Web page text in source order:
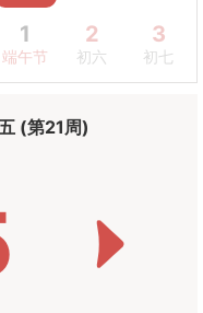
1
端午节
2
初六
3
初七
(第21周)